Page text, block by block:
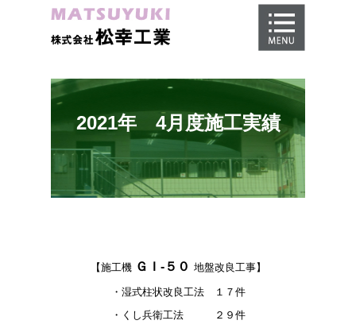
地盤改良工事
2021年 4月度施工実績
【施工機 ＧＩ-５０ 地盤改良工事】
・湿式柱状改良工法 １７件
・くし兵衛工法 ２９件